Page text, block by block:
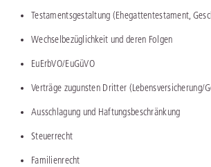
Testamentsgestaltung (Ehegattentestament,
Wechselbezüglichkeit und deren Folgen
EuErbVO/EuGüVO
Verträge zugunsten Dritter (Lebensversicherung/
Ausschlagung und Haftungsbeschränkung
Steuerrecht
Familienrecht